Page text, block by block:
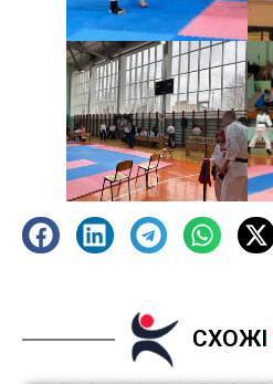
СХОЖІ